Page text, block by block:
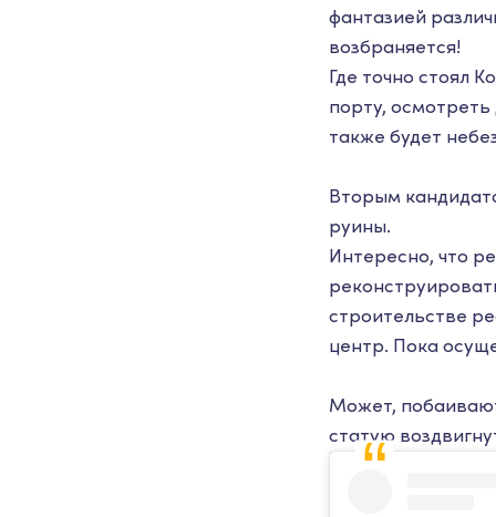
фантазией
возбраняется!
Где точно стоял
порту,
также будет
Вторым
руины.
Интересно, что
строительстве
центр. Пока
Может,
статую